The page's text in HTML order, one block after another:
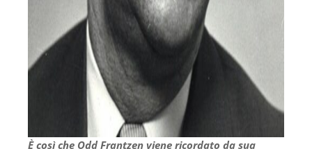
È così che Odd Frantzen viene ricordato da sua